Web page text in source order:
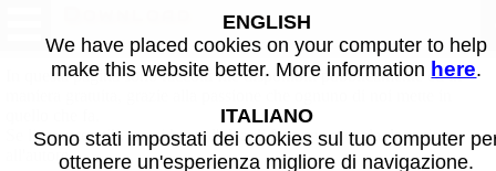
In questa pagina sono raccolti file disponibili pubblicamente ed in
Se li trovate utili, considerate l'idea di fare una piccola donazione
all'autore.
ENGLISH
We have placed cookies on your computer to help
make this website better. More information here.
ITALIANO
Sono stati impostati dei cookies sul tuo computer
ottenere un'esperienza migliore di navigazione.